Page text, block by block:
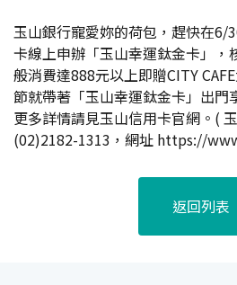
玉山銀行寵愛妳的荷包，趕快在6/
卡線上申辦「玉山幸運鈦金卡」，
般消費達888元以上即贈CITY
節就帶著「玉山幸運鈦金卡」出門
更多詳情請見玉山信用卡官網。(
(02)2182-1313，網址 https://
返回列表